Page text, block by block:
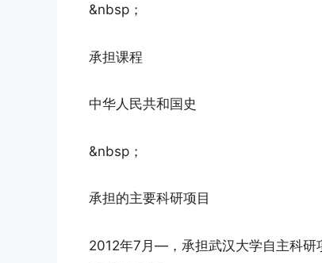
&nbsp；
承担课程
中华人民共和国史
&nbsp；
承担的主要科研项目
2012年7月—，承担武汉大学自主科研